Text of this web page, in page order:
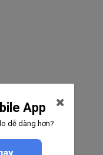
App
dễ dàng hơn?